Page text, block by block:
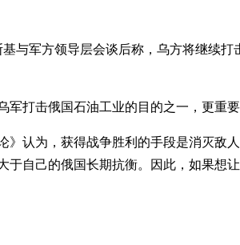
与军方领导层会谈后称，乌方将继续
打击俄国石油工业的目的之一，更重
》认为，获得战争胜利的手段是消灭
自己的俄国长期抗衡。因此，如果想